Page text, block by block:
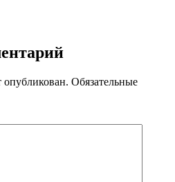
опубликован. Обязательные